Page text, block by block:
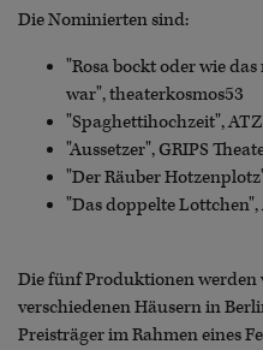
Die Nominierten sind:
"Rosa bockt oder wie
war", theaterkosmos53
"Spaghettihochzeit",
"Aussetzer", GRIPS
"Der Räuber
"Das doppelte
Die fünf Produktionen werden
verschiedenen Häusern in
Preisträger im Rahmen eines